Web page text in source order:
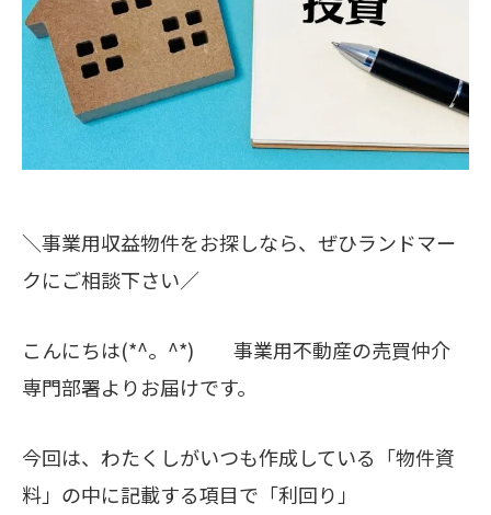
＼事業用収益物件をお探しなら、ぜひランドマー
クにご相談下さい／
こんにちは(*^。^*) 事業用不動産の売買仲介
専門部署よりお届けです。
今回は、わたくしがいつも作成している「物件資
料」の中に記載する項目で「利回り」